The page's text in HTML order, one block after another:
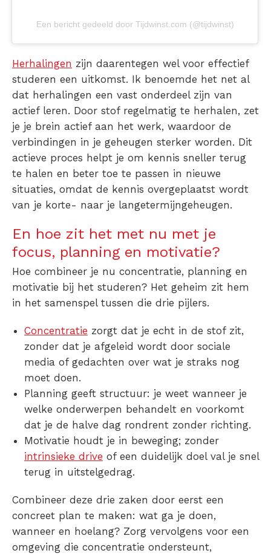
Een bericht gedeeld door Tijdwinst.com (@tijdwinst)
Herhalingen zijn daarentegen wel voor effectief
studeren een uitkomst. Ik benoemde het net al
dat herhalingen een vast onderdeel zijn van
actief leren. Door stof regelmatig te herhalen, zet
je je brein actief aan het werk, waardoor de
verbindingen in je geheugen sterker worden. Dit
actieve proces helpt je om kennis sneller terug
te halen en beter toe te passen in nieuwe
situaties, omdat de kennis overgeplaatst wordt
van je korte- naar je langetermijngeheugen.
En hoe zit het met nu met je
focus, planning en motivatie?
Hoe combineer je nu concentratie, planning en
motivatie bij het studeren? Het geheim zit hem
in het samenspel tussen die drie pijlers.
Concentratie zorgt dat je echt in de stof zit,
zonder dat je afgeleid wordt door sociale
media of gedachten over wat je straks nog
moet doen.
Planning geeft structuur: je weet wanneer je
welke onderwerpen behandelt en voorkomt
dat je de halve dag rondrent zonder richting.
Motivatie houdt je in beweging; zonder
intrinsieke drive of een duidelijk doel val je snel
terug in uitstelgedrag.
Combineer deze drie zaken door eerst een
concreet plan te maken: wat ga je doen,
wanneer en hoelang? Zorg vervolgens voor een
omgeving die concentratie ondersteunt,